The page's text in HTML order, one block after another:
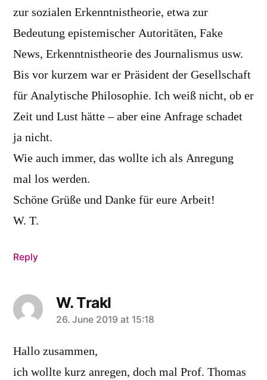
zur sozialen Erkenntnistheorie, etwa zur
Bedeutung epistemischer Autoritäten, Fake
News, Erkenntnistheorie des Journalismus usw.
Bis vor kurzem war er Präsident der Gesellschaft
für Analytische Philosophie. Ich weiß nicht, ob er
Zeit und Lust hätte – aber eine Anfrage schadet
ja nicht.
Wie auch immer, das wollte ich als Anregung
mal los werden.
Schöne Grüße und Danke für eure Arbeit!
W. T.
Reply
W. Trakl
says:
26. June 2019 at 15:18
Hallo zusammen,
ich wollte kurz anregen, doch mal Prof. Thomas